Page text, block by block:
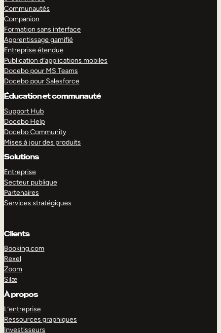
Communautés
Companion
Formation sans interface
Apprentissage gamifié
Entreprise étendue
Publication d’applications mobiles
Docebo pour MS Teams
Docebo pour Salesforce
Éducation et communauté
Support Hub
Docebo Help
Docebo Community
Mises à jour des produits
Solutions
Entreprise
Secteur publique
Partenaires
Services stratégiques
Clients
Booking.com
Rexel
Zoom
Silæ
À propos
L’entreprise
Ressources graphiques
Investisseurs